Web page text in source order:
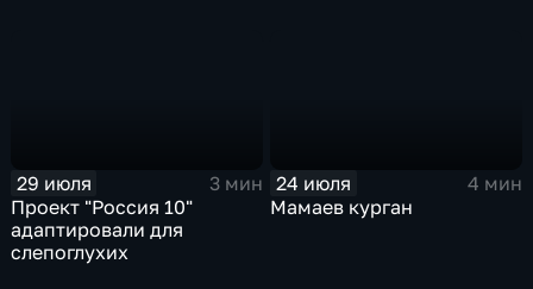
29 июля
3 мин
Проект "Россия 10"
адаптировали для
слепоглухих
24 июля
4 мин
Мамаев курган